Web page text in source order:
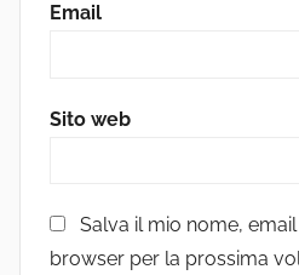
Email
Sito web
Salva il mio nome,
browser per la prossima